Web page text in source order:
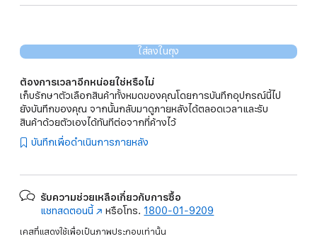
ใส่ลงในถุง
ต้องการเวลาอีกหน่อยใช่หรือไม่
เก็บรักษาตัวเลือกสินค้าทั้งหมดของคุณโดยการบันทึกอุปกรณ์นี้ไป
ยังบันทึกของคุณ จากนั้นกลับมาดูภายหลังได้ตลอดเวลาและรับ
สินค้าด้วยตัวเองได้ทันทีต่อจากที่ค้างไว้
บันทึกเพื่อดำเนินการภายหลัง
รับความช่วยเหลือเกี่ยวกับการซื้อ
แชทสดตอนนี้(เปิด
หน้าต่าง
หรือโทร. 1800-01-9209
เคสที่แสดงใช้เพื่อเป็นภาพประกอบเท่านั้น